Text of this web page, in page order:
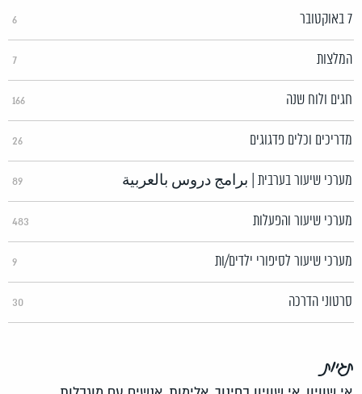
7 באוקטובר 6
המלצות 7
חגים ולוח שנה 166
מדריכים וכלים פדגוגים 26
מערכי שיעור בערבית | برامج دروس بالعربية 89
מערכי שיעור והפעלות 483
מערכי שיעור לסיפורי ילדים/ות 9
סרטוני הדרכה 30
תגיות